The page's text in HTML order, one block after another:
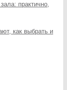
практично,
как выбрать и